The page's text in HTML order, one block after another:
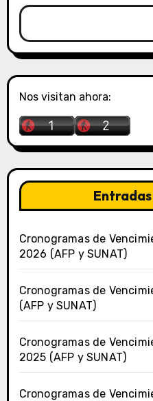
Nos visitan ahora:
Cronogramas de
2026 (AFP y SUNAT)
Cronogramas de
(AFP y SUNAT)
Cronogramas de
2025 (AFP y SUNAT)
Cronogramas de